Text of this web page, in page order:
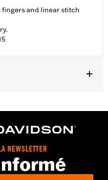
fingers and linear stitch
Compatible,Reflective,Pre-
- Go towww.h-
NEWSLETTER